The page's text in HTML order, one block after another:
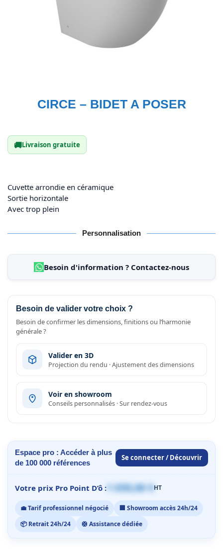
CIRCE – BIDET A POSER
🚚Livraison gratuite
Cuvette arrondie en céramique
Sortie horizontale
Avec trop plein
Personnalisation
Besoin d'information ? Contactez-nous
Besoin de valider votre choix ?
Besoin de confirmer les dimensions, finitions ou l’harmonie
générale ?
Valider en 3D
Projection du rendu · Ajustement des dimensions
Voir en showroom
Conseils personnalisés · Sur rendez-vous
Espace pro : Accéder à plus
de 100 000 références
Se connecter / Découvrir
Votre prix Pro Point D’ô : 1 059,00 €HT
💼 Tarif professionnel négocié
🏢 Showroom accès 24h/24
📦 Retrait 24h/24
🛟 Assistance dédiée